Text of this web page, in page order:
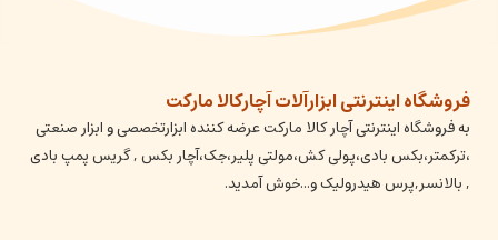
فروشگاه اینترنتی ابزارآلات آچارکالا مارکت
به فروشگاه اینترنتی آچار کالا مارکت عرضه کننده ابزارتخصصی و ابزار صنعتی
،ترکمتر،بکس بادی،پولی کش،مولتی پلیر،جک،آچار بکس , گریس پمپ بادی
, بالانسر,پرس هیدرولیک و...خوش آمدید.